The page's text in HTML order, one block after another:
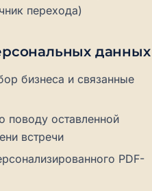
перехода)
данных
бизнеса и связанные
поводу оставленной
встречи
PDF-